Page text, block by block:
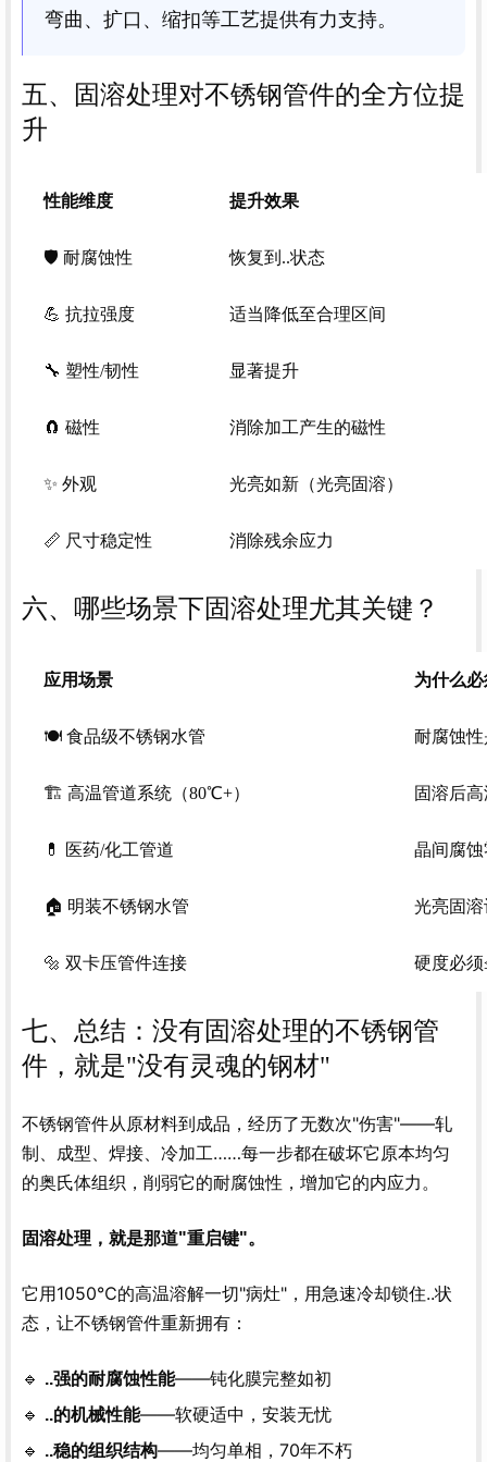
弯曲、扩口、缩扣等工艺提供有力支持。
五、固溶处理对不锈钢管件的全方位提
升
性能维度 提升效果
🛡️ 耐腐蚀性 恢复到..状态
💪 抗拉强度 适当降低至合理区间
🔧 塑性/韧性 显著提升
🧲 磁性 消除加工产生的磁性
✨ 外观 光亮如新（光亮固溶）
📏 尺寸稳定性 消除残余应力
六、哪些场景下固溶处理尤其关键？
应用场景 为什么
🍽️ 食品级不锈钢水管 耐腐蚀
🏗️ 高温管道系统（80℃+） 固溶后
💊 医药/化工管道 晶间腐
🏠 明装不锈钢水管 光亮固
🔩 双卡压管件连接 硬度必
七、总结：没有固溶处理的不锈钢管
件，就是"没有灵魂的钢材"
不锈钢管件从原材料到成品，经历了无数次"伤害"——轧
制、成型、焊接、冷加工……每一步都在破坏它原本均匀
的奥氏体组织，削弱它的耐腐蚀性，增加它的内应力。
固溶处理，就是那道"重启键"。
它用1050℃的高温溶解一切"病灶"，用急速冷却锁住..状
态，让不锈钢管件重新拥有：
🔹 ..强的耐腐蚀性能——钝化膜完整如初
🔹 ..的机械性能——软硬适中，安装无忧
🔹 ..稳的组织结构——均匀单相，70年不朽